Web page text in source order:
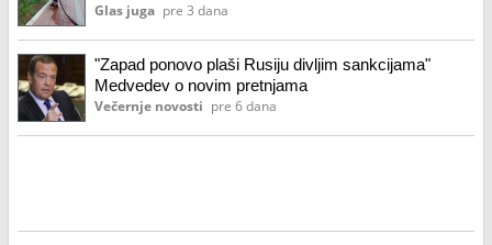
Glas juga pre 3 dana
"Zapad ponovo plaši Rusiju divljim sankcijama"
Medvedev o novim pretnjama
Večernje novosti pre 6 dana